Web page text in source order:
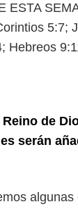
ESTA
5:7;
Hebreos
de
serán aña
algunas